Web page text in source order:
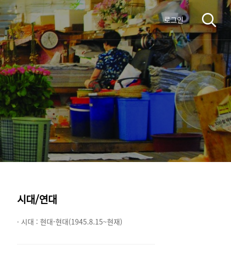
로그인
시대/연대
· 시대 : 현대-현대(1945.8.15~현재)